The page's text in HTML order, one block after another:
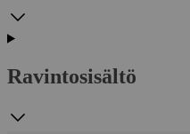
Ravintosisältö